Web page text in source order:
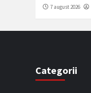
7 august 2026
Categorii